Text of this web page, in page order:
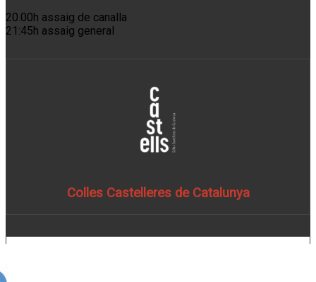
20.00h assaig de canalla
21:45h assaig general
Colles Castelleres de Catalunya